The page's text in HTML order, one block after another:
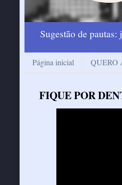
Sugestão de
Página inicial QUERO
FIQUE POR